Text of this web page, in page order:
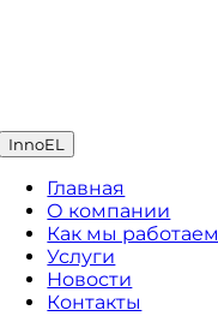
InnoEL
Главная
О компании
Как мы работаем
Услуги
Новости
Контакты